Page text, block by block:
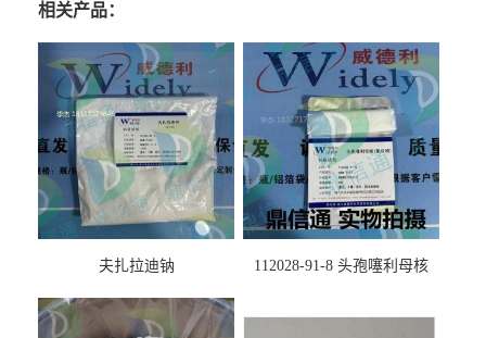
相关产品：
夫扎拉迪钠
112028-91-8 头孢噻利母核